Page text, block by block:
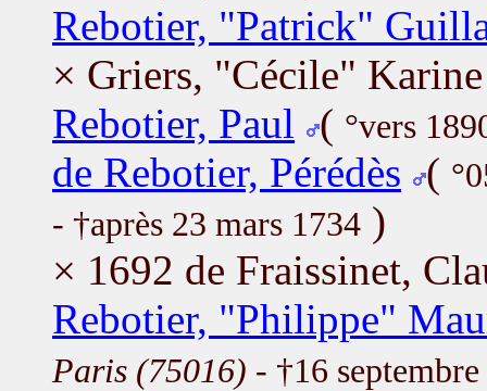
Rebotier, "Patrick"
× Griers, "Cécile" Karine
Rebotier, Paul
( °vers
de Rebotier, Pérédès (
- †après 23 mars 1734 )
× 1692 de Fraissinet,
Rebotier, "Philippe"
Paris (75016) - †16